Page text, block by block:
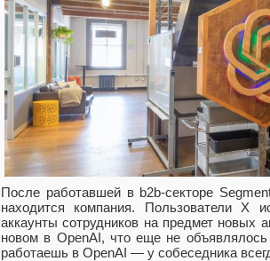
После работавшей в b2b-секторе
находится компания. Пользователи X
аккаунты сотрудников на предмет новых
новом в OpenAI, что еще не
работаешь в OpenAI — у собеседника